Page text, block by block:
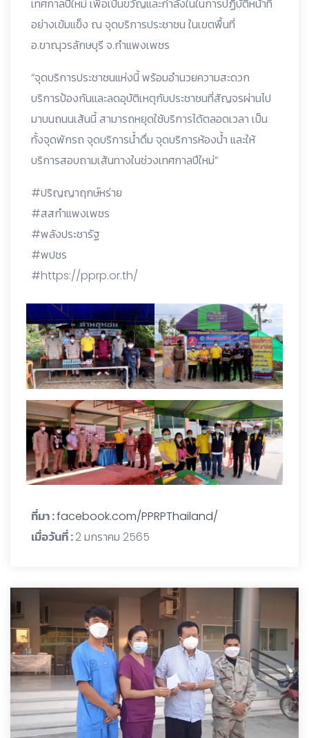
เทศกาลปีใหม่ เพื่อเป็นขวัญและกำลังในในการปฏิบัติหน้าที่
อย่างเข้มแข็ง ณ จุดบริการประชาชน ในเขตพื้นที่
อ.ขาณุวรลักษบุรี จ.กำแพงเพชร
“จุดบริการประชาชนแห่งนี้ พร้อมอำนวยความสะดวก
บริการป้องกันและลดอุบัติเหตุกับประชาชนที่สัญจรผ่านไป
มาบนถนนเส้นนี้ สามารถหยุดใช้บริการได้ตลอดเวลา เป็น
ทั้งจุดพักรถ จุดบริการน้ำดื่ม จุดบริการห้องน้ำ และให้
บริการสอบถามเส้นทางในช่วงเทศกาลปีใหม่”
#ปริญญาฤกษ์หร่าย
#สสกำแพงเพชร
#พลังประชารัฐ
#พปชร
#https://pprp.or.th/
ที่มา :facebook.com/PPRPThailand/
เมื่อวันที่ :2 มกราคม 2565